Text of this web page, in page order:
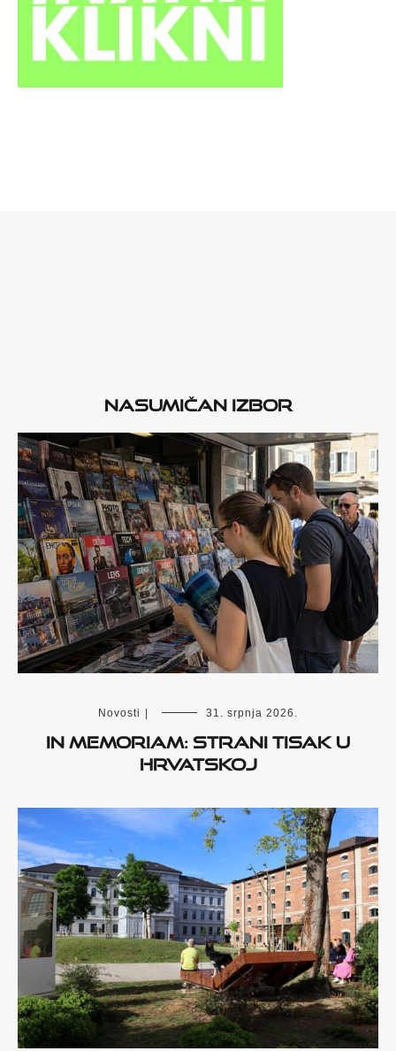
Nasumičan izbor
Novosti 31. srpnja 2026.
In memoriam: Strani tisak u
Hrvatskoj